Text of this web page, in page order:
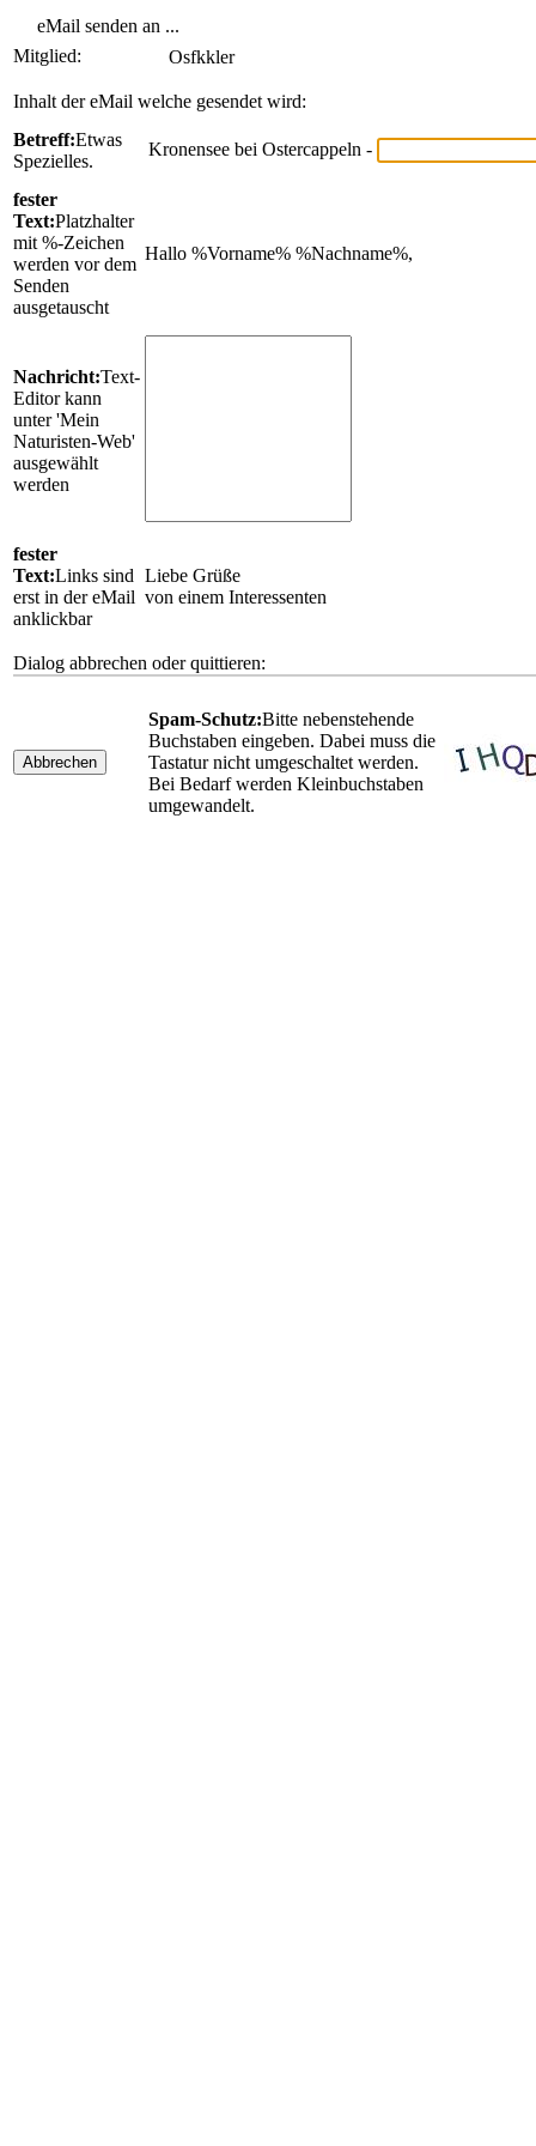
eMail senden an ...
Mitglied:
Osfkkler
Inhalt der eMail welche gesendet wird:
Betreff:Etwas
Spezielles.
Kronensee bei Ostercappeln -
fester
Text:Platzhalter
mit %-Zeichen
werden vor dem
Senden
ausgetauscht
Hallo %Vorname% %Nachname%,
Nachricht:Text-
Editor kann
unter 'Mein
Naturisten-Web'
ausgewählt
werden
fester
Text:Links sind
erst in der eMail
anklickbar
Liebe Grüße
von einem Interessenten
Dialog abbrechen oder quittieren:
Abbrechen
Spam-Schutz:Bitte nebenstehende
Buchstaben eingeben. Dabei muss die
Tastatur nicht umgeschaltet werden.
Bei Bedarf werden Kleinbuchstaben
umgewandelt.